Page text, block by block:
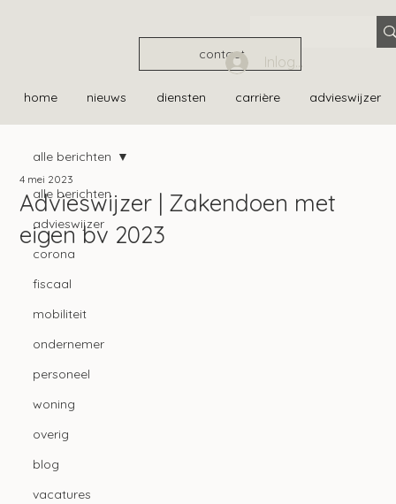
contact
home nieuws diensten carrière advieswijzer
Inloggen
alle berichten
advieswijzer
corona
fiscaal
mobiliteit
ondernemer
personeel
woning
overig
blog
vacatures
alle berichten
Advieswijzer | Zakendoen met
eigen bv 2023
4 mei 2023